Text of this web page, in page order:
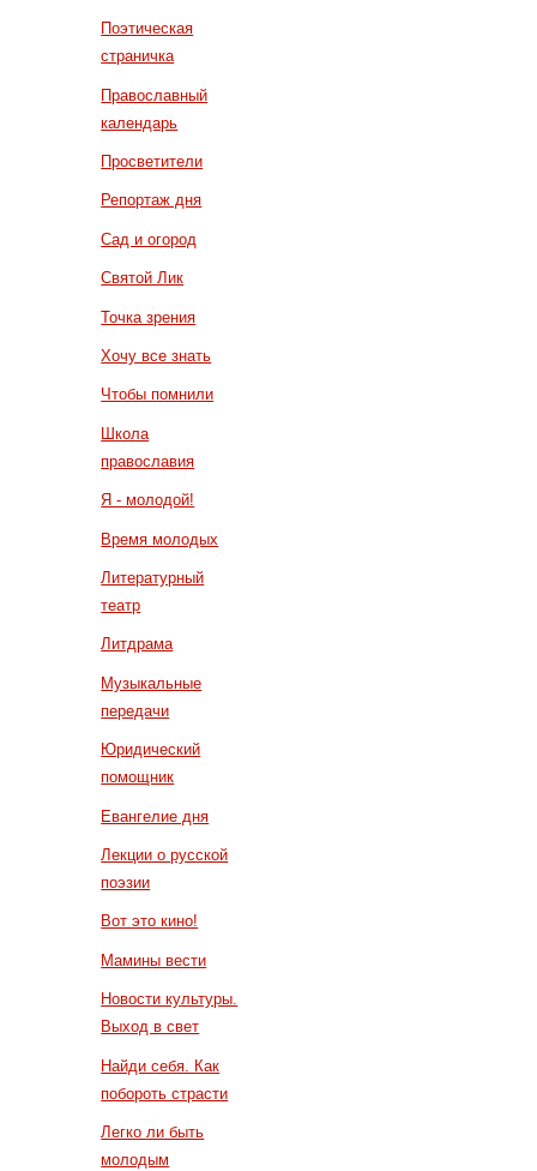
Поэтическая
страничка
Православный
календарь
Просветители
Репортаж дня
Сад и огород
Святой Лик
Точка зрения
Хочу все знать
Чтобы помнили
Школа
православия
Я - молодой!
Время молодых
Литературный
театр
Литдрама
Музыкальные
передачи
Юридический
помощник
Евангелие дня
Лекции о русской
поэзии
Вот это кино!
Мамины вести
Новости культуры.
Выход в свет
Найди себя. Как
побороть страсти
Легко ли быть
молодым